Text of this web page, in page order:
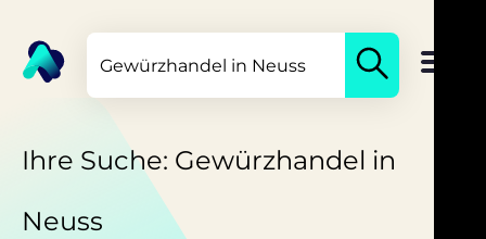
Ihre Suche: Gewürzhandel in
Neuss